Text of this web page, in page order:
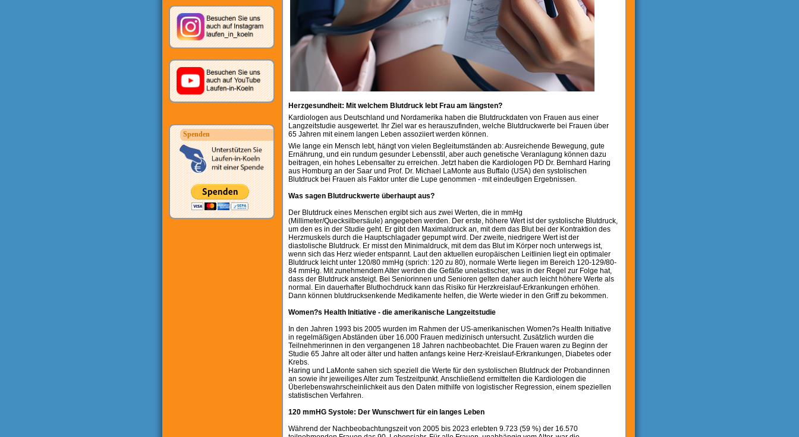
Spenden
Herzgesundheit: Mit welchem Blutdruck lebt Frau am längsten?
Kardiologen aus Deutschland und Nordamerika haben die Blutdruckdaten von Frauen aus einer
Langzeitstudie ausgewertet. Ihr Ziel war es herauszufinden, welche Blutdruckwerte bei Frauen über
65 Jahren mit einem langen Leben assoziiert werden können.
Wie lange ein Mensch lebt, hängt von vielen Begleitumständen ab: Ausreichende Bewegung, gute
Ernährung, und ein rundum gesunder Lebensstil, aber auch genetische Veranlagung können dazu
beitragen, ein hohes Lebensalter zu erreichen. Jetzt haben die Kardiologen PD Dr. Bernhard Haring
aus Homburg an der Saar und Prof. Dr. Michael LaMonte aus Buffalo (USA) den systolischen
Blutdruck bei Frauen als Faktor unter die Lupe genommen - mit eindeutigen Ergebnissen.
Was sagen Blutdruckwerte überhaupt aus?
Der Blutdruck eines Menschen ergibt sich aus zwei Werten, die in mmHg
(Millimeter/Quecksilbersäule) angegeben werden. Der erste, höhere Wert ist der systolische Blutdruck,
um den es in der Studie geht. Er gibt den Maximaldruck an, mit dem das Blut bei der Kontraktion des
Herzmuskels durch die Hauptschlagader gepumpt wird. Der zweite, niedrigere Wert ist der
diastolische Blutdruck. Er misst den Minimaldruck, mit dem das Blut im Körper noch unterwegs ist,
wenn sich das Herz wieder entspannt. Laut den aktuellen europäischen Leitlinien liegt ein optimaler
Blutdruck leicht unter 120/80 mmHg (sprich: 120 zu 80), normale Werte liegen im Bereich 120-129/80-
84 mmHg. Mit zunehmendem Alter werden die Gefäße unelastischer, was in der Regel zur Folge hat,
dass der Blutdruck ansteigt. Bei Seniorinnen und Senioren gelten daher auch leicht höhere Werte als
normal. Ein dauerhafter Bluthochdruck kann das Risiko für Herzkreislauf-Erkrankungen erhöhen.
Dann können blutdrucksenkende Medikamente helfen, die Werte wieder in den Griff zu bekommen.
Women?s Health Initiative - die amerikanische Langzeitstudie
In den Jahren 1993 bis 2005 wurden im Rahmen der US-amerikanischen Women?s Health Initiative
in regelmäßigen Abständen über 16.000 Frauen medizinisch untersucht. Zusätzlich wurden die
Teilnehmerinnen in den vergangenen 18 Jahren nachbeobachtet. Die Frauen waren zu Beginn der
Studie 65 Jahre alt oder älter und hatten anfangs keine Herz-Kreislauf-Erkrankungen, Diabetes oder
Krebs.
Haring und LaMonte sahen sich speziell die Werte für den systolischen Blutdruck der Probandinnen
an sowie ihr jeweiliges Alter zum Testzeitpunkt. Anschließend ermittelten die Kardiologen die
Überlebenswahrscheinlichkeit aus den Daten mithilfe von logistischer Regression, einem speziellen
statistischen Verfahren.
120 mmHG Systole: Der Wunschwert für ein langes Leben
Während der Nachbeobachtungszeit von 2005 bis 2023 erlebten 9.723 (59 %) der 16.570